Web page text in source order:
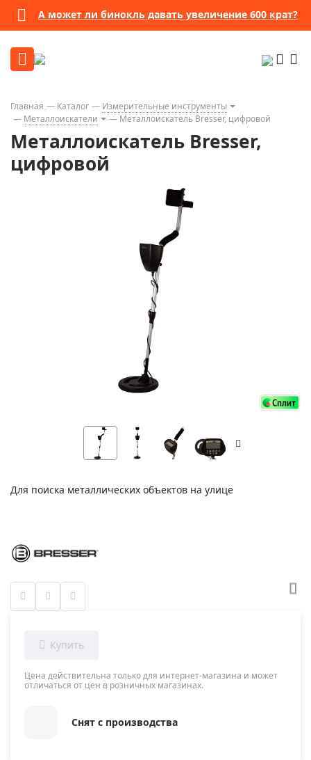
А может ли бинокль давать увеличение 600 крат?
Главная Каталог
Измерительные инструменты
Металлоискатели
Металлоискатель Bresser, цифровой
Металлоискатель Bresser,
цифровой
Для поиска металлических объектов на улице
Цена действительна только для интернет-магазина и может
отличаться от цен в розничных магазинах.
Снят с производства